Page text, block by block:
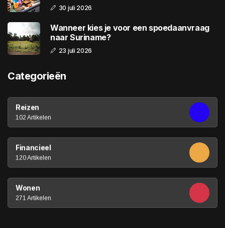
30 juli 2026
Wanneer kies je voor een spoedaanvraag
naar Suriname?
23 juli 2026
Categorieën
Reizen
102 Artikelen
Financieel
120 Artikelen
Wonen
271 Artikelen